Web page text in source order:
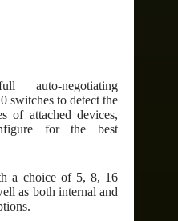
auto-negotiating
switches to detect the
of attached devices,
for the best
a choice of 5, 8, 16
as both internal and